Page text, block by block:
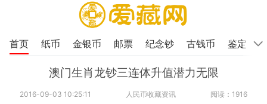
首页 纸币 金银币 邮票 纪念钞 古钱币 鉴定
澳门生肖龙钞三连体升值潜力无限
2016-09-03 10:25:11 人民币收藏资讯 阅读：1916